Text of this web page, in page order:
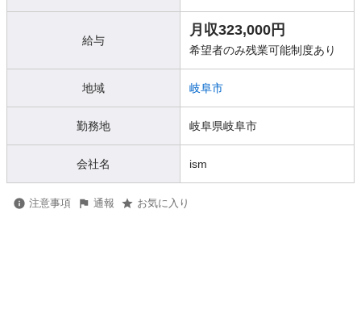
給与
月収323,000円
希望者のみ残業可能制度あり
地域 岐阜市
勤務地 岐阜県岐阜市
会社名 ism
注意事項 通報 お気に入り